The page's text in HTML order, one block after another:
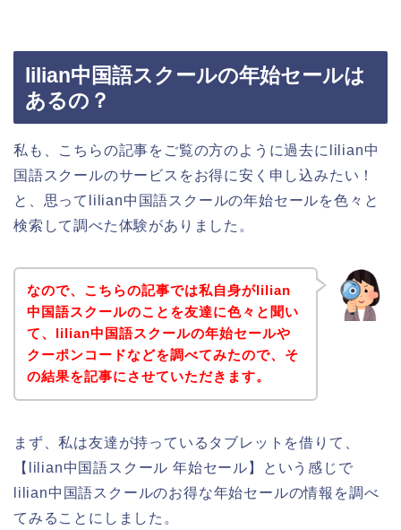
lilian中国語スクールの年始セールは
あるの？
私も、こちらの記事をご覧の方のように過去にlilian中
国語スクールのサービスをお得に安く申し込みたい！
と、思ってlilian中国語スクールの年始セールを色々と
検索して調べた体験がありました。
なので、こちらの記事では私自身がlilian
中国語スクールのことを友達に色々と聞い
て、lilian中国語スクールの年始セールや
クーポンコードなどを調べてみたので、そ
の結果を記事にさせていただきます。
まず、私は友達が持っているタブレットを借りて、
【lilian中国語スクール 年始セール】という感じで
lilian中国語スクールのお得な年始セールの情報を調べ
てみることにしました。